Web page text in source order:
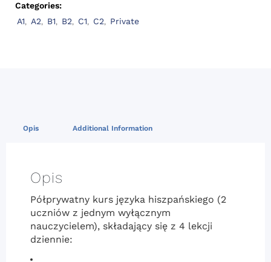
Categories:
A1, A2, B1, B2, C1, C2, Private
Opis Additional Information
Opis
Półprywatny kurs języka hiszpańskiego (2
uczniów z jednym wyłącznym
nauczycielem), składający się z 4 lekcji
dziennie: